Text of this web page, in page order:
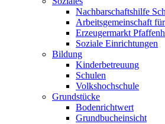
Nachbarschaftshilfe
Arbeitsgemeinschaft
Erzeugermarkt
Soziale Einrichtungen
Bildung
Kinderbetreuung
Schulen
Volkshochschule
Grundstücke
Bodenrichtwert
Grundbucheinsicht